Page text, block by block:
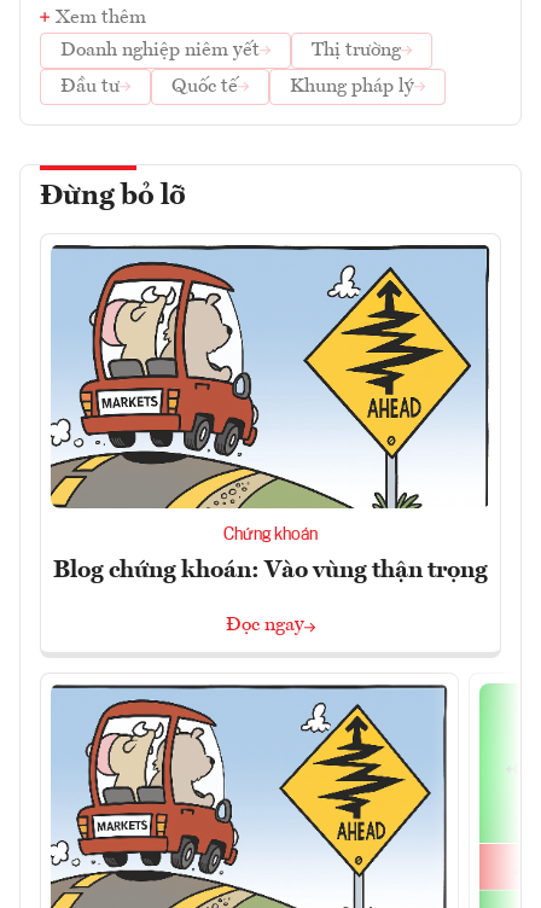
Xem thêm
Doanh nghiệp niêm yết
Thị trường
Đầu tư
Quốc tế Khung pháp lý
Đừng bỏ lỡ
Chứng khoán
Blog chứng khoán: Vào vùng thận trọng
Đọc ngay